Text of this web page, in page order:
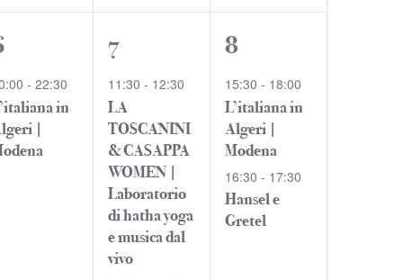
-22:30
in
|
2
eventi,
7
11:30- 12:30
LA
TOSCANINI
& CASAPPA
WOMEN |
Laboratorio
di hatha yoga
e musica dal
vivo
2
eventi,
8
15:30- 18:00
L’italiana in
Algeri |
Modena
16:30- 17:30
Hansel e
Gretel